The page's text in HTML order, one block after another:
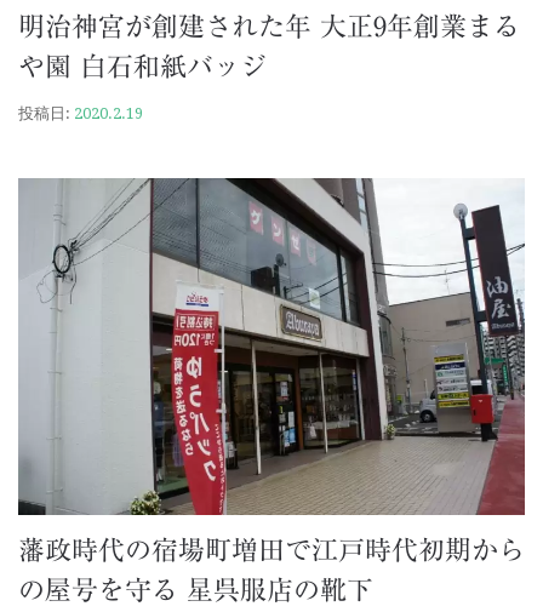
明治神宮が創建された年 大正9年創業まる
や園 白石和紙バッジ
投稿日: 2020.2.19
藩政時代の宿場町増田で江戸時代初期から
の屋号を守る 星呉服店の靴下